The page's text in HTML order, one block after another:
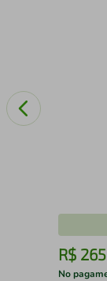
R$ 265
No